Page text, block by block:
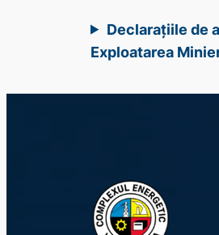
Declarațiile de
Exploatarea